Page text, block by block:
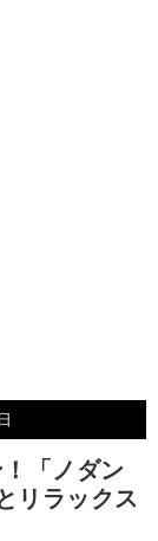
「ノダン
リラックス